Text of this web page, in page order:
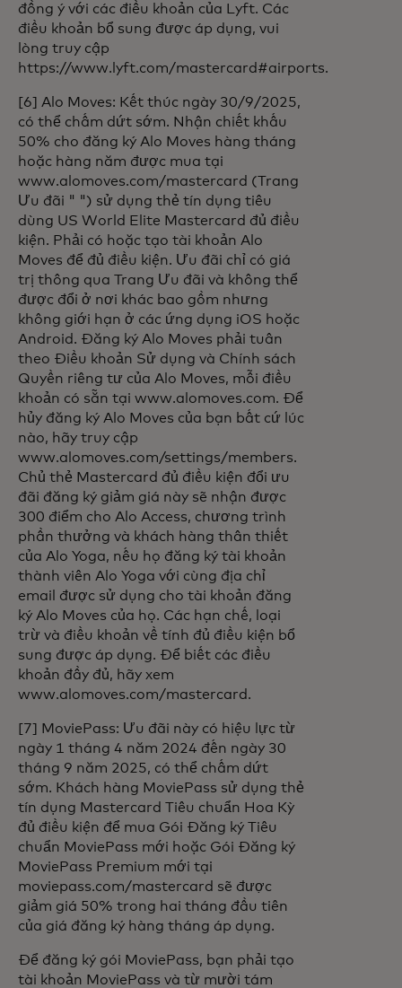
đồng ý với các điều khoản của Lyft. Các
điều khoản bổ sung được áp dụng, vui
lòng truy cập
https://www.lyft.com/mastercard#airports.
[6] Alo Moves: Kết thúc ngày 30/9/2025,
có thể chấm dứt sớm. Nhận chiết khấu
50% cho đăng ký Alo Moves hàng tháng
hoặc hàng năm được mua tại
www.alomoves.com/mastercard (Trang
Ưu đãi " ") sử dụng thẻ tín dụng tiêu
dùng US World Elite Mastercard đủ điều
kiện. Phải có hoặc tạo tài khoản Alo
Moves để đủ điều kiện. Ưu đãi chỉ có giá
trị thông qua Trang Ưu đãi và không thể
được đổi ở nơi khác bao gồm nhưng
không giới hạn ở các ứng dụng iOS hoặc
Android. Đăng ký Alo Moves phải tuân
theo Điều khoản Sử dụng và Chính sách
Quyền riêng tư của Alo Moves, mỗi điều
khoản có sẵn tại www.alomoves.com. Để
hủy đăng ký Alo Moves của bạn bất cứ lúc
nào, hãy truy cập
www.alomoves.com/settings/members.
Chủ thẻ Mastercard đủ điều kiện đổi ưu
đãi đăng ký giảm giá này sẽ nhận được
300 điểm cho Alo Access, chương trình
phần thưởng và khách hàng thân thiết
của Alo Yoga, nếu họ đăng ký tài khoản
thành viên Alo Yoga với cùng địa chỉ
email được sử dụng cho tài khoản đăng
ký Alo Moves của họ. Các hạn chế, loại
trừ và điều khoản về tính đủ điều kiện bổ
sung được áp dụng. Để biết các điều
khoản đầy đủ, hãy xem
www.alomoves.com/mastercard.
[7] MoviePass: Ưu đãi này có hiệu lực từ
ngày 1 tháng 4 năm 2024 đến ngày 30
tháng 9 năm 2025, có thể chấm dứt
sớm. Khách hàng MoviePass sử dụng thẻ
tín dụng Mastercard Tiêu chuẩn Hoa Kỳ
đủ điều kiện để mua Gói Đăng ký Tiêu
chuẩn MoviePass mới hoặc Gói Đăng ký
MoviePass Premium mới tại
moviepass.com/mastercard sẽ được
giảm giá 50% trong hai tháng đầu tiên
của giá đăng ký hàng tháng áp dụng.
Để đăng ký gói MoviePass, bạn phải tạo
tài khoản MoviePass và từ mười tám